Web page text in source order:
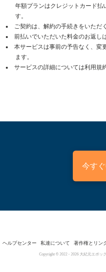
年額プランはクレジットカード払
す。
ご契約は、解約の手続きをいただ
前払いでいただいた料金のお返し
本サービスは事前の予告なく、変
ます。
サービスの詳細については利用規
今す
ヘルプセンター 私達について 著作権とリン
Copyright © 2022 - 2026 大紀元エポッ